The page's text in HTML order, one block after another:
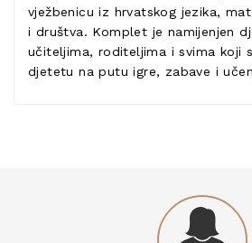
vježbenicu iz hrvatskog jezika,
i društva. Komplet je namijenjen
učiteljima, roditeljima i svima koji
djetetu na putu igre, zabave i